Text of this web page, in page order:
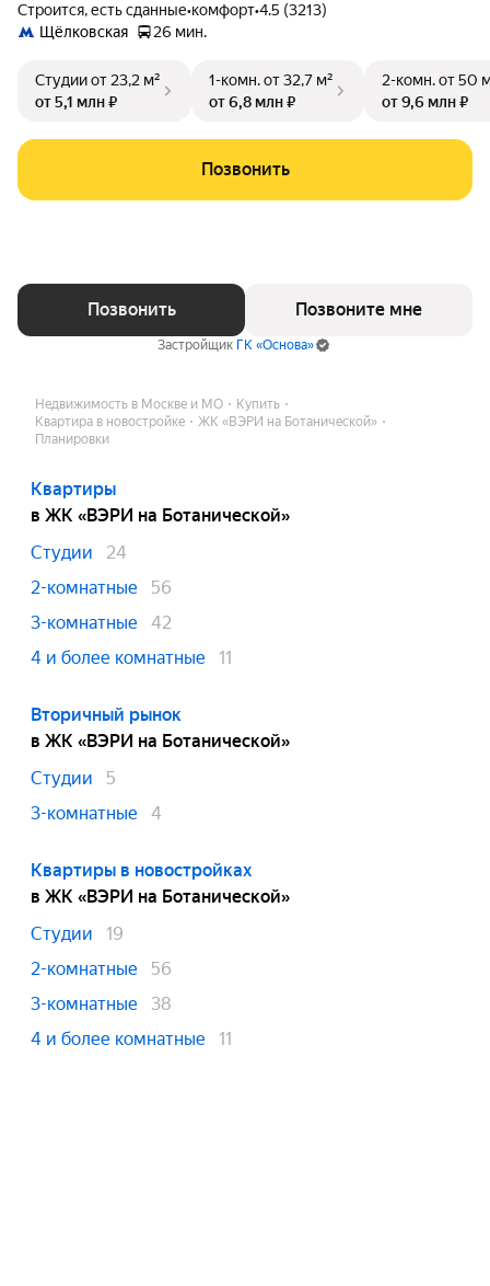
Строится, есть сданные•комфорт•4.5 (3213)
Щёлковская
26 мин.
Студииот 23,2 м²
от 5,1 млн ₽
1-комн.от 32,7 м²
от 6,8 млн ₽
2-комн.от 50
от 9,6 млн ₽
Позвонить
Позвонить Позвоните мне
Застройщик ГК «Основа»
Недвижимость в Москве и МО
Купить
Квартира в новостройке
ЖК «ВЭРИ на Ботанической»
Планировки
Квартиры
в ЖК «ВЭРИ на Ботанической»
Студии
24
2-комнатные
56
3-комнатные
42
4 и более комнатные
11
Вторичный рынок
в ЖК «ВЭРИ на Ботанической»
Студии
5
3-комнатные
4
Квартиры в новостройках
в ЖК «ВЭРИ на Ботанической»
Студии
19
2-комнатные
56
3-комнатные
38
4 и более комнатные
11